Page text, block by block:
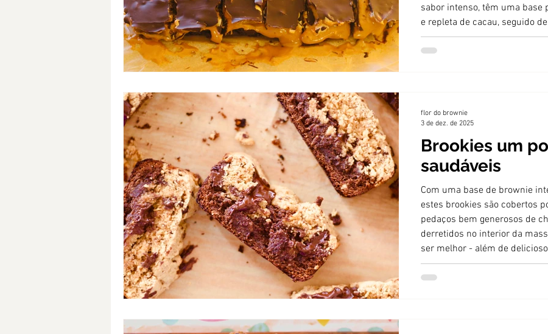
sabor intenso, têm uma base
e repleta de cacau, seguido
manteiga e amendoim com
e finalizados por uma fina
Brookies um
saudáveis
Com uma base de brownie
estes brookies são cobertos
pedaços bem generosos de
derretidos no interior da
ser melhor - além de
realmente saciantes pois são
flor do brownie
3 de dez. de 2025